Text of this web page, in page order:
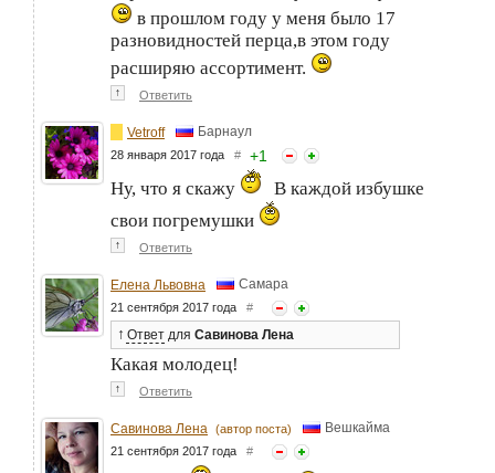
в прошлом году у меня было 17
разновидностей перца,в этом году
расширяю ассортимент.
↑ Ответить
Vetroff Барнаул
28 января 2017 года # +1
Ну, что я скажу
В каждой избушке
свои погремушки
↑ Ответить
Елена Львовна Самара
21 сентября 2017 года #
↑ Ответ для Савинова Лена
Какая молодец!
↑ Ответить
Савинова Лена (автор поста) Вешкайма
21 сентября 2017 года #